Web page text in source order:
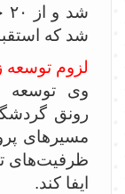
شد که
لزوم توسعه
وی توسعه
رونق
مسیرهای
ظرفیت‌های
ایفا کند.